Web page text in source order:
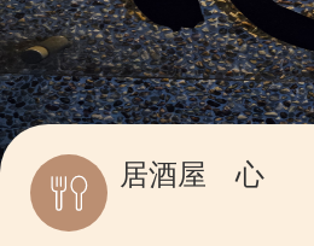
居酒屋 心